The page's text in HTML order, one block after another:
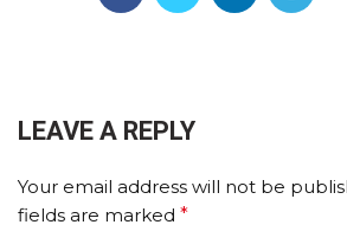
LEAVE A REPLY
Your email address will not be
fields are marked *